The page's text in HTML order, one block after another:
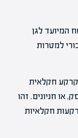
המיועד לגן
למטרות
חקלאית
או חניונים. זהו
חקלאיות